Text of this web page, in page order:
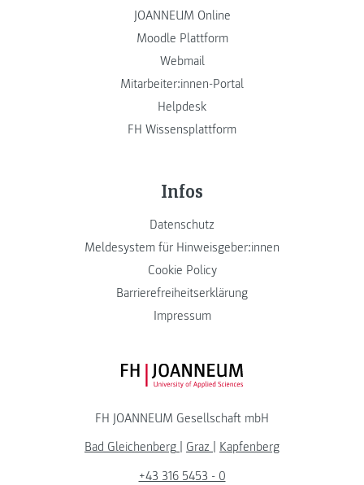
JOANNEUM Online
Moodle Plattform
Webmail
Mitarbeiter:innen-Portal
Helpdesk
FH Wissensplattform
Infos
Datenschutz
Meldesystem für Hinweisgeber:innen
Cookie Policy
Barrierefreiheitserklärung
Impressum
FH JOANNEUM Logo
FH JOANNEUM Gesellschaft mbH
Bad Gleichenberg
Graz
Kapfenberg
+43 316 5453 - 0